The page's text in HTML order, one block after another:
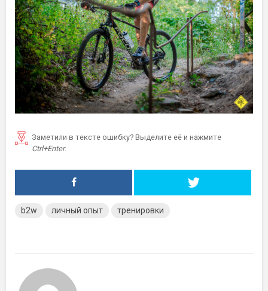
Заметили в тексте ошибку? Выделите её и нажмите
Ctrl+Enter.
b2w личный опыт тренировки